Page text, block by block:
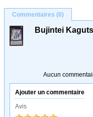
Commentaires (0)
Bujintei
Aucun
Ajouter un commentaire
Avis